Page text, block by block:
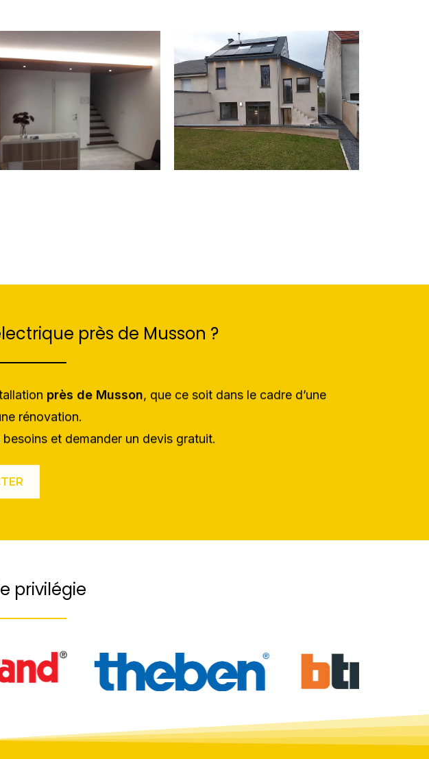
près de Musson ?
près de Musson , que ce soit dans le cadre d’une
rénovation.
et demander un devis gratuit.
privilégie